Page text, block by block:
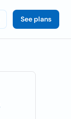
See plans